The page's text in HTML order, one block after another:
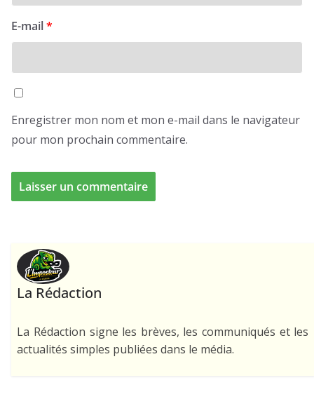
E-mail*
Enregistrer mon nom et mon e-mail dans le navigateur
pour mon prochain commentaire.
La Rédaction
La Rédaction signe les brèves, les communiqués et les
actualités simples publiées dans le média.